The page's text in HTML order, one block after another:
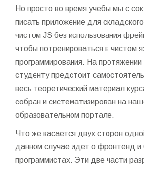
Но просто во время учебы мы с
писать приложение для
чистом JS без использования
чтобы потренироваться в чистом
программирования. На протяжении
студенту предстоит
весь теоретический материал
собран и систематизирован на
образовательном портале.
Что же касается двух сторон
данном случае идет о фронтенд и
программистах. Эти две части